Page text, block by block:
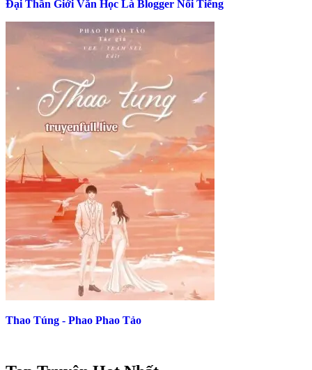
Đại Thần Giới Văn Học Là Blogger Nổi Tiếng
Thao Túng - Phao Phao Tảo